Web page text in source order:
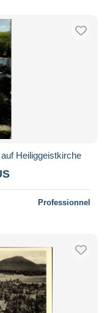
Heiliggeistkirche
Professionnel